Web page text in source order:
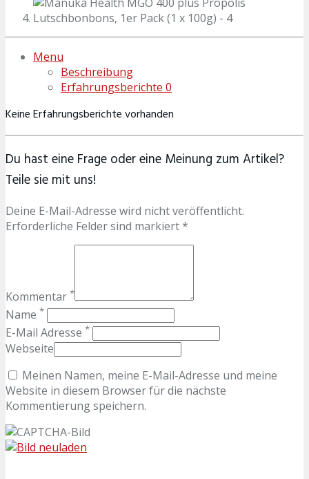
Menu
Beschreibung
Erfahrungsberichte 0
Keine Erfahrungsberichte vorhanden
Du hast eine Frage oder eine Meinung zum Artikel?
Teile sie mit uns!
Deine E-Mail-Adresse wird nicht veröffentlicht.
Erforderliche Felder sind markiert *
Kommentar *
Name *
E-Mail Adresse *
Webseite
Meinen Namen, meine E-Mail-Adresse und meine
Website in diesem Browser für die nächste
Kommentierung speichern.